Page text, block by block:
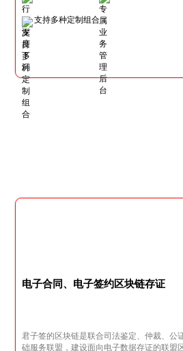
支持多种定制组合
电子合同、电子签约区块链存证
君子签的区块链是联合司法鉴定、仲裁、公
础服务联盟，建设面向电子数据存证的联盟